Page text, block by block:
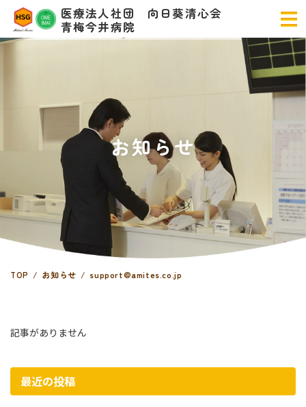
医療法人社団 向日葵清心会
青梅今井病院
お知らせ
TOP お知らせ support@amites.co.jp
記事がありません
最近の投稿